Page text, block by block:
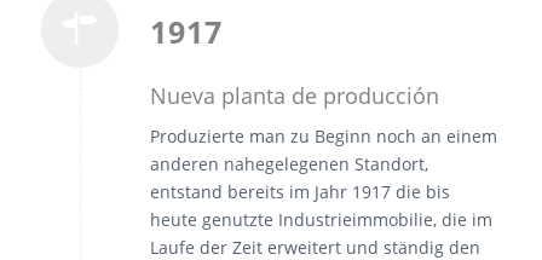
1917
Nueva planta de producción
Produzierte man zu Beginn noch an einem
anderen nahegelegenen Standort,
entstand bereits im Jahr 1917 die bis
heute genutzte Industrieimmobilie, die im
Laufe der Zeit erweitert und ständig den